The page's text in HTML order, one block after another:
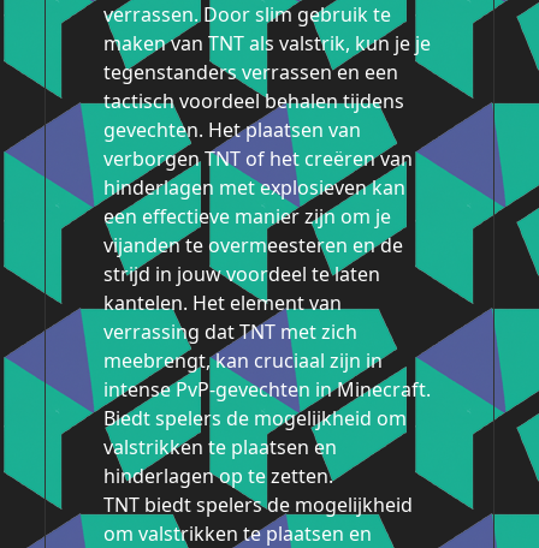
verrassen. Door slim gebruik te
maken van TNT als valstrik, kun je je
tegenstanders verrassen en een
tactisch voordeel behalen tijdens
gevechten. Het plaatsen van
verborgen TNT of het creëren van
hinderlagen met explosieven kan
een effectieve manier zijn om je
vijanden te overmeesteren en de
strijd in jouw voordeel te laten
kantelen. Het element van
verrassing dat TNT met zich
meebrengt, kan cruciaal zijn in
intense PvP-gevechten in Minecraft.
Biedt spelers de mogelijkheid om
valstrikken te plaatsen en
hinderlagen op te zetten.
TNT biedt spelers de mogelijkheid
om valstrikken te plaatsen en